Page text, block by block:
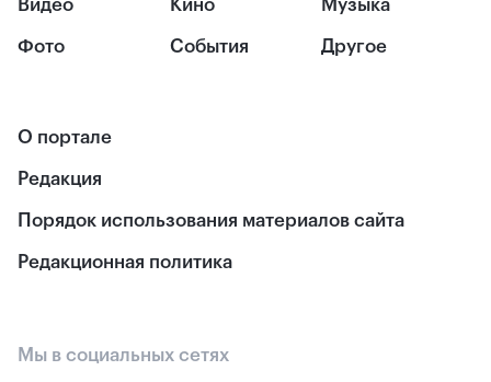
Видео
Фото
Кино
События
Музыка
Другое
О портале
Редакция
Порядок использования материалов сайта
Редакционная политика
Мы в социальных сетях